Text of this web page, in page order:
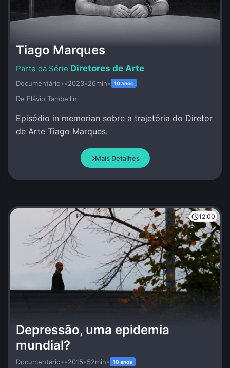
Tiago Marques
Diretores de Arte
Documentário••2023•26min• 10 anos
De Flávio Tambellini
Episódio in memorian sobre a trajetória do Diretor
de Arte Tiago Marques.
Mais Detalhes
12:00
Depressão, uma epidemia
mundial?
Documentário••2015•52min• 10 anos